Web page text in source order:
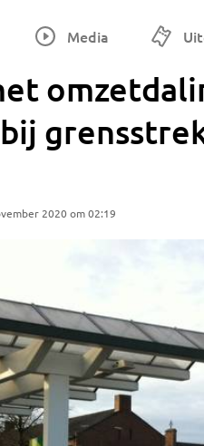
Media
2020 om 02:19